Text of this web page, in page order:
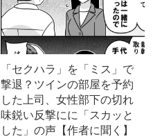
「セクハラ」を「ミス」で
撃退？ツインの部屋を予約
した上司、女性部下の切れ
味鋭い反撃にに「スカッと
した」の声【作者に聞く】